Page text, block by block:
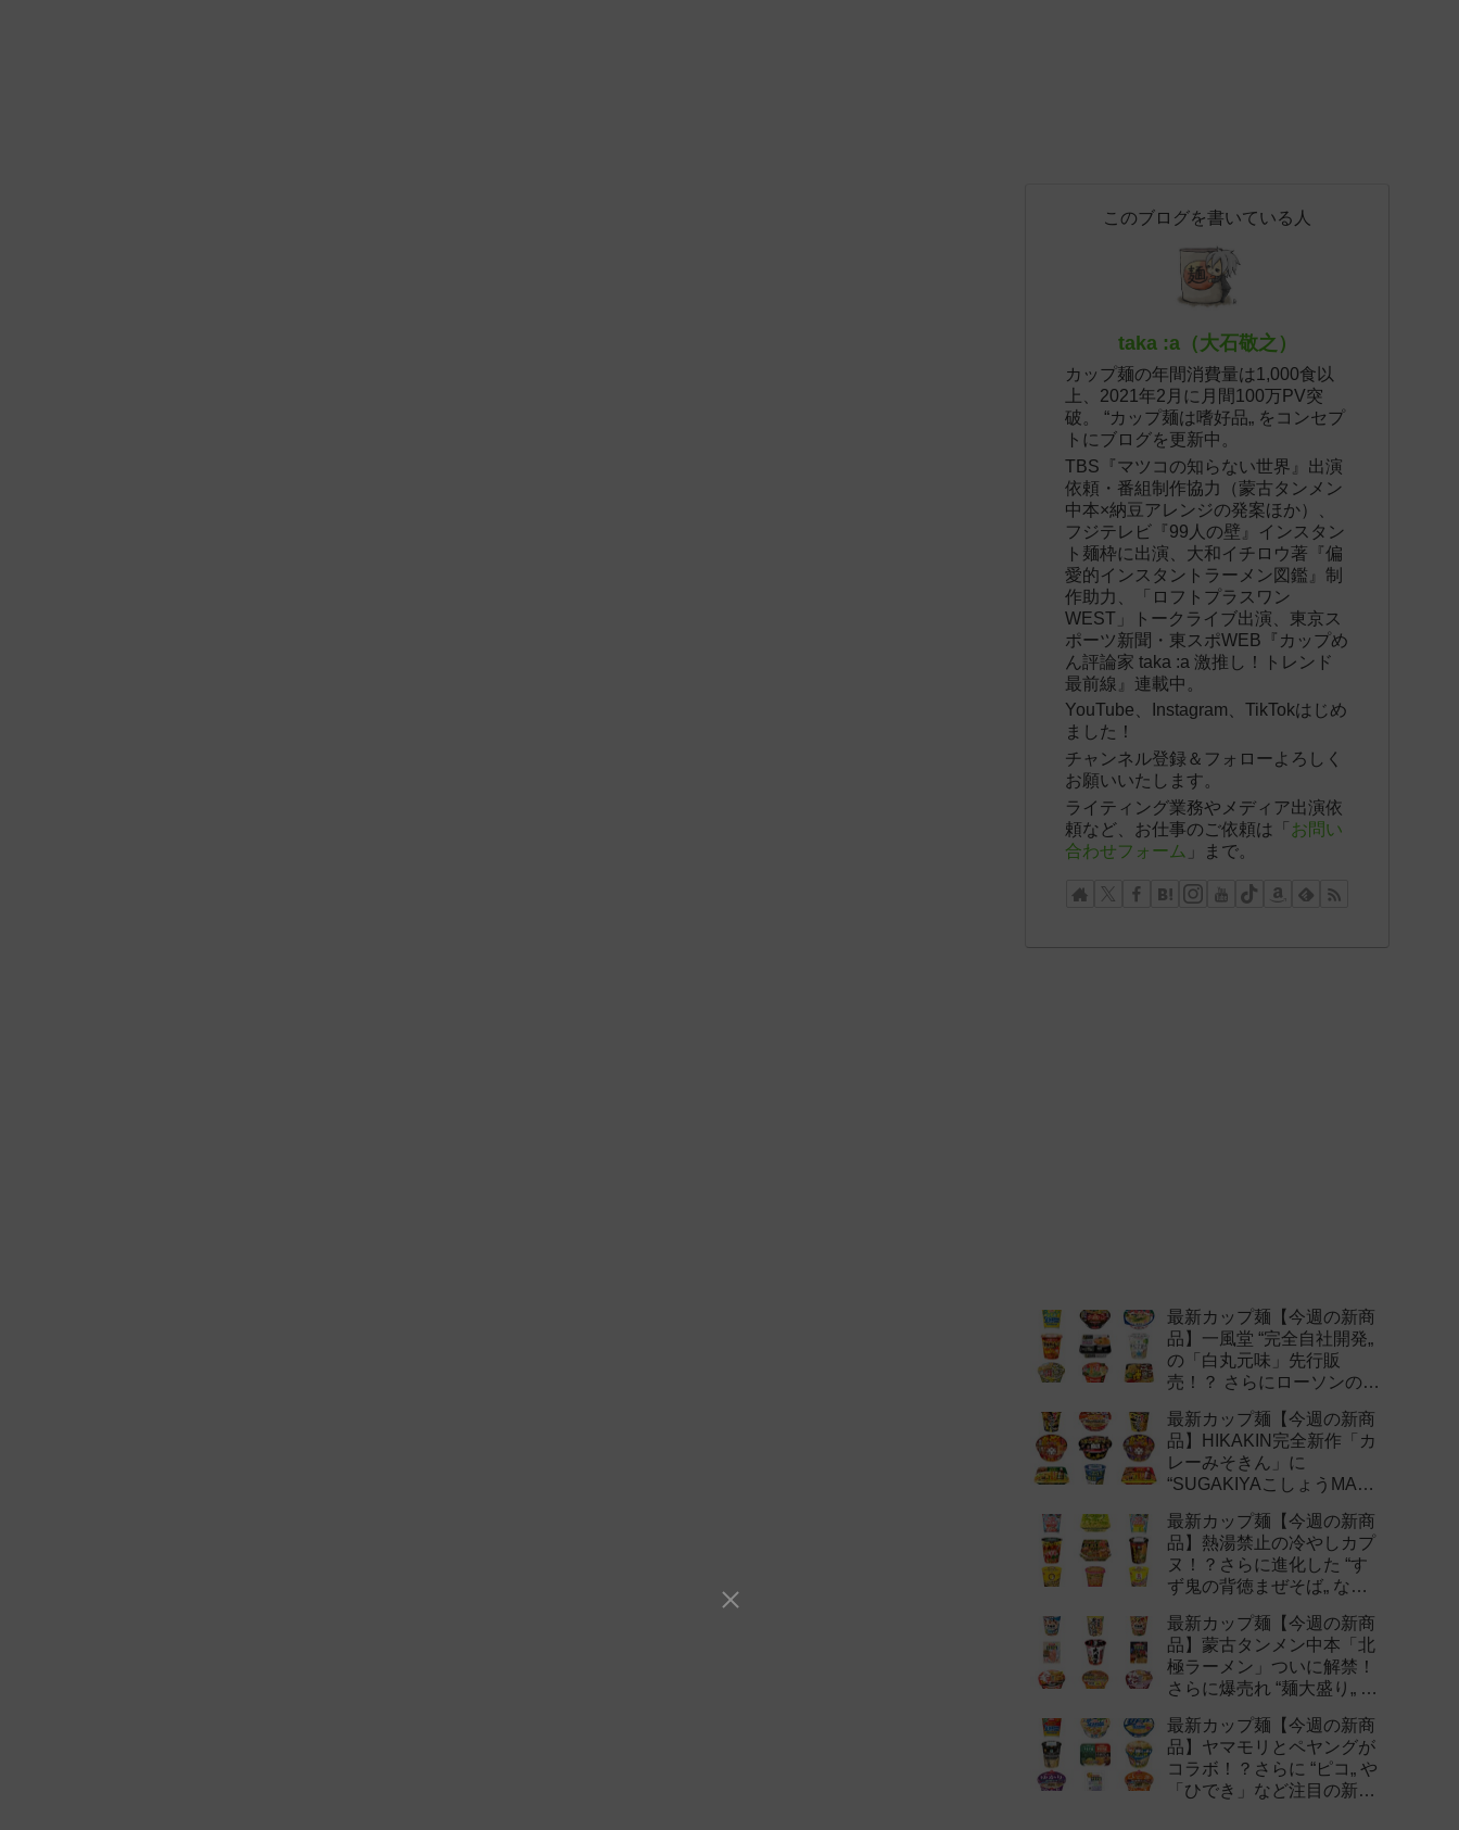
このブログを書いている人
taka :a（大石敬之）
カップ麺の年間消費量は1,000食以
上、2021年2月に月間100万PV突
破。 “カップ麺は嗜好品„ をコンセプ
トにブログを更新中。
TBS『マツコの知らない世界』出演
依頼・番組制作協力（蒙古タンメン
中本×納豆アレンジの発案ほか）、
フジテレビ『99人の壁』インスタン
ト麺枠に出演、大和イチロウ著『偏
愛的インスタントラーメン図鑑』制
作助力、「ロフトプラスワン
WEST」トークライブ出演、東京ス
ポーツ新聞・東スポWEB『カップめ
ん評論家 taka :a 激推し！トレンド
最前線』連載中。
YouTube、Instagram、TikTokはじめ
ました！
チャンネル登録＆フォローよろしく
お願いいたします。
ライティング業務やメディア出演依
頼など、お仕事のご依頼は「 お問い
合わせフォーム 」まで。
最新カップ麺【今週の新商
品】一風堂 “完全自社開発„
の「白丸元味」先行販
売！？ さらにローソンの激
新作まとめ！
最新カップ麺【今週の新商
品】HIKAKIN完全新作「カ
レーみそきん」に
“SUGAKIYAこしょうMAX„
最新カップ麺【今週の新商
品】熱湯禁止の冷やしカプ
ヌ！？さらに進化した “す
ず鬼の背徳まぜそば„ など
最新カップ麺【今週の新商
品】蒙古タンメン中本「北
極ラーメン」ついに解禁！
さらに爆売れ “麺大盛り„ シ
作まとめ！
最新カップ麺【今週の新商
品】ヤマモリとペヤングが
コラボ！？さらに “ピコ„ や
「ひでき」など注目の新作